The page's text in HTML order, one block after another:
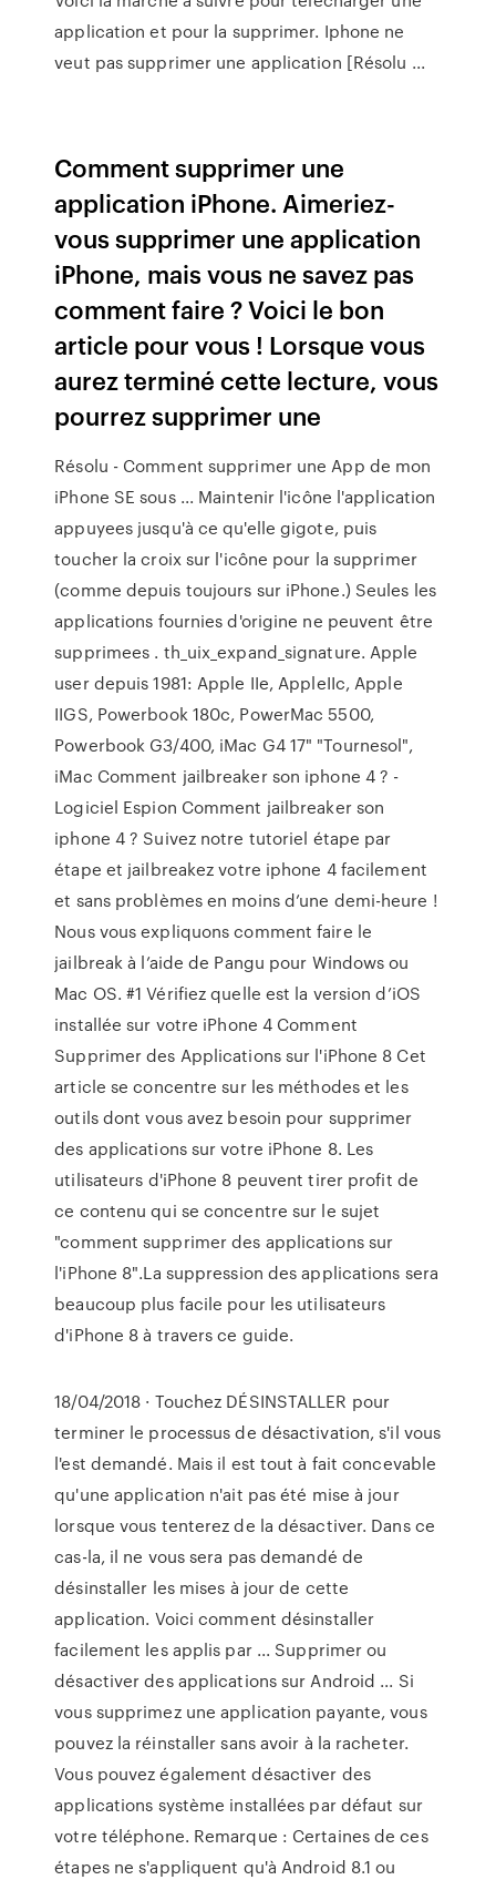
application et pour la supprimer. Iphone ne
veut pas supprimer une application [Résolu ...
Comment supprimer une
application iPhone. Aimeriez-
vous supprimer une application
iPhone, mais vous ne savez pas
comment faire ? Voici le bon
article pour vous ! Lorsque vous
aurez terminé cette lecture, vous
pourrez supprimer une
Résolu - Comment supprimer une App de mon
iPhone SE sous ... Maintenir l'icône l'application
appuyees jusqu'à ce qu'elle gigote, puis
toucher la croix sur l'icône pour la supprimer
(comme depuis toujours sur iPhone.) Seules les
applications fournies d'origine ne peuvent être
supprimees . th_uix_expand_signature. Apple
user depuis 1981: Apple IIe, AppleIIc, Apple
IIGS, Powerbook 180c, PowerMac 5500,
Powerbook G3/400, iMac G4 17" "Tournesol",
iMac Comment jailbreaker son iphone 4 ? -
Logiciel Espion Comment jailbreaker son
iphone 4 ? Suivez notre tutoriel étape par
étape et jailbreakez votre iphone 4 facilement
et sans problèmes en moins d’une demi-heure !
Nous vous expliquons comment faire le
jailbreak à l’aide de Pangu pour Windows ou
Mac OS. #1 Vérifiez quelle est la version d’iOS
installée sur votre iPhone 4 Comment
Supprimer des Applications sur l'iPhone 8 Cet
article se concentre sur les méthodes et les
outils dont vous avez besoin pour supprimer
des applications sur votre iPhone 8. Les
utilisateurs d'iPhone 8 peuvent tirer profit de
ce contenu qui se concentre sur le sujet
"comment supprimer des applications sur
l'iPhone 8".La suppression des applications sera
beaucoup plus facile pour les utilisateurs
d'iPhone 8 à travers ce guide.
18/04/2018 · Touchez DÉSINSTALLER pour
terminer le processus de désactivation, s'il vous
l'est demandé. Mais il est tout à fait concevable
qu'une application n'ait pas été mise à jour
lorsque vous tenterez de la désactiver. Dans ce
cas-la, il ne vous sera pas demandé de
désinstaller les mises à jour de cette
application. Voici comment désinstaller
facilement les applis par ... Supprimer ou
désactiver des applications sur Android ... Si
vous supprimez une application payante, vous
pouvez la réinstaller sans avoir à la racheter.
Vous pouvez également désactiver des
applications système installées par défaut sur
votre téléphone. Remarque : Certaines de ces
étapes ne s'appliquent qu'à Android 8.1 ou